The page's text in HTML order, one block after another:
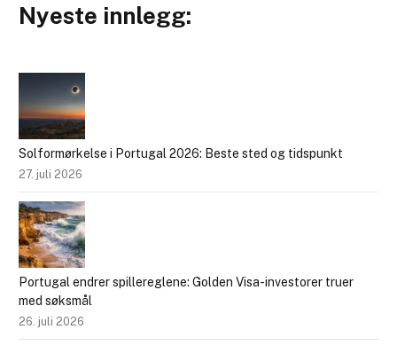
Nyeste innlegg:
Solformørkelse i Portugal 2026: Beste sted og tidspunkt
27. juli 2026
Portugal endrer spillereglene: Golden Visa-investorer truer
med søksmål
26. juli 2026